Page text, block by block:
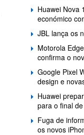
Huawei Nova
económico
JBL lança os
Motorola
confirma o
Google Pixel
design e
Huawei
para o final
Fuga de
os novos